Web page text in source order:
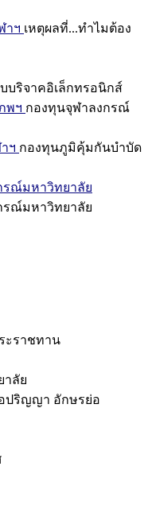
าฯ เหตุผลที่...ทำไมต้อง
บริจาคอิเล็กทรอนิกส์
พฯ กองทุนจุฬาลงกรณ์
ฯ กองทุนภูมิคุ้มกันบำบัด
รณ์มหาวิทยาลัย
รณ์มหาวิทยาลัย
ะราชทาน
าลัย
ปริญญา อักษรย่อ